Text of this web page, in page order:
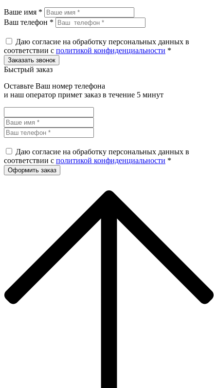
Ваше имя *
Ваш телефон *
Даю согласие на обработку персональных данных в
соответствии с политикой конфиденциальности *
Быстрый заказ
Оставьте Ваш номер телефона
и наш оператор примет заказ в течение 5 минут
Даю согласие на обработку персональных данных в
соответствии с политикой конфиденциальности *